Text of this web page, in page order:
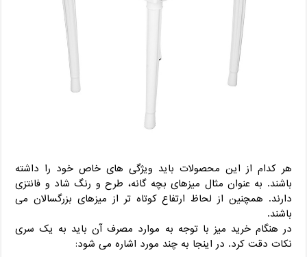
هر کدام از این محصولات باید ویژگی های خاص خود را داشته
باشند. به عنوان مثال میزهای بچه گانه، طرح و رنگ شاد و فانتزی
دارند. همچنین از لحاظ ارتفاع کوتاه تر از میزهای بزرگسالان می
باشند.
در هنگام خرید میز با توجه به موارد مصرف آن باید به یک سری
نکات دقت کرد. در اینجا به چند مورد اشاره می شود: